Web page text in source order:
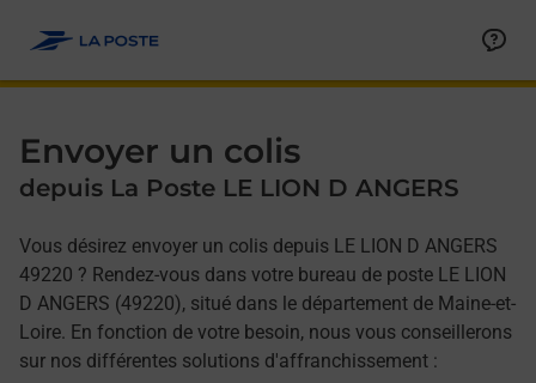
Envoyer un colis
depuis La Poste LE LION D ANGERS
Vous désirez envoyer un colis depuis LE LION D ANGERS
49220 ? Rendez-vous dans votre bureau de poste LE LION
D ANGERS (49220), situé dans le département de Maine-et-
Loire. En fonction de votre besoin, nous vous conseillerons
sur nos différentes solutions d'affranchissement :